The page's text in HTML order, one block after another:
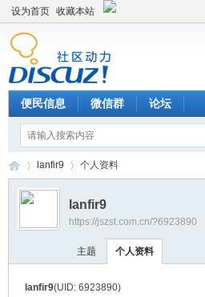
设为首页 收藏本站
便民信息 微信群 论坛
›
lanfir9 个人资料
lanfir9
https://jszst.com.cn/?6923890
主题 个人资料
lanfir9(UID: 6923890)